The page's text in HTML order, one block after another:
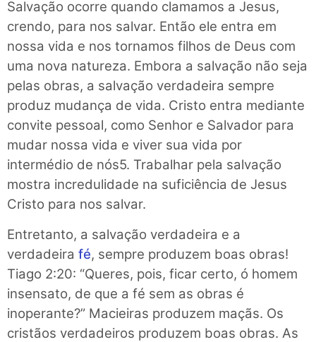
Salvação ocorre quando clamamos a Jesus,
crendo, para nos salvar. Então ele entra em
nossa vida e nos tornamos filhos de Deus com
uma nova natureza. Embora a salvação não seja
pelas obras, a salvação verdadeira sempre
produz mudança de vida. Cristo entra mediante
convite pessoal, como Senhor e Salvador para
mudar nossa vida e viver sua vida por
intermédio de nós5. Trabalhar pela salvação
mostra incredulidade na suficiência de Jesus
Cristo para nos salvar.
Entretanto, a salvação verdadeira e a
verdadeira fé, sempre produzem boas obras!
Tiago 2:20: “Queres, pois, ficar certo, ó homem
insensato, de que a fé sem as obras é
inoperante?” Macieiras produzem maçãs. Os
cristãos verdadeiros produzem boas obras. As